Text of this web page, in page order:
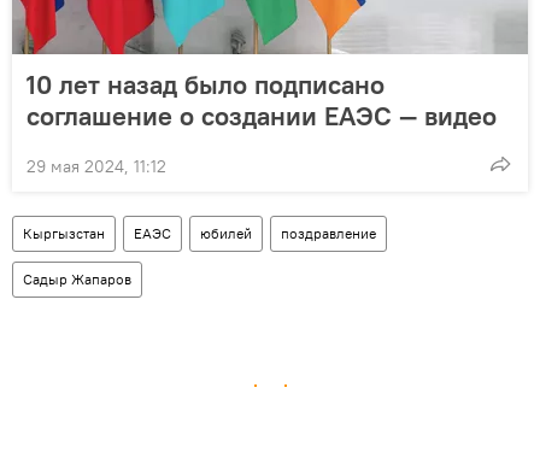
10 лет назад было подписано
соглашение о создании ЕАЭС — видео
29 мая 2024, 11:12
Кыргызстан ЕАЭС юбилей поздравление
Садыр Жапаров